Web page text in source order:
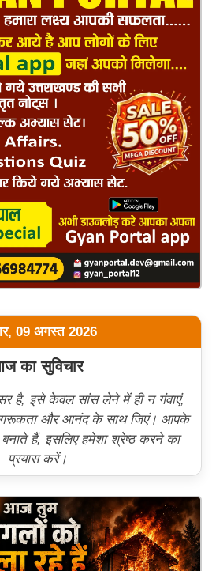
09 अगस्त 2026
का सुविचार
है, इसे केवल सांस लेने में ही न गंवाएं,
और आनंद के साथ जिएं। आपके
हैं, इसलिए हमेशा श्रेष्ठ करने का
प्रयास करें।